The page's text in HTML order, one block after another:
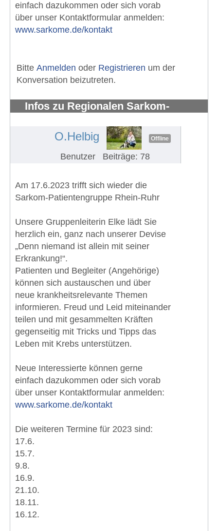
einfach dazukommen oder sich vorab
über unser Kontaktformular anmelden:
www.sarkome.de/kontakt
Bitte Anmelden oder Registrieren um der
Konversation beizutreten.
Infos zu Regionalen Sarkom-
O.Helbig Offline
Benutzer Beiträge: 78
Am 17.6.2023 trifft sich wieder die
Sarkom-Patientengruppe Rhein-Ruhr
Unsere Gruppenleiterin Elke lädt Sie
herzlich ein, ganz nach unserer Devise
„Denn niemand ist allein mit seiner
Erkrankung!“.
Patienten und Begleiter (Angehörige)
können sich austauschen und über
neue krankheitsrelevante Themen
informieren. Freud und Leid miteinander
teilen und mit gesammelten Kräften
gegenseitig mit Tricks und Tipps das
Leben mit Krebs unterstützen.
Neue Interessierte können gerne
einfach dazukommen oder sich vorab
über unser Kontaktformular anmelden:
www.sarkome.de/kontakt
Die weiteren Termine für 2023 sind:
17.6.
15.7.
9.8.
16.9.
21.10.
18.11.
16.12.